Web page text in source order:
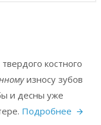
костного
износу зубов
и десны уже
Подробнее